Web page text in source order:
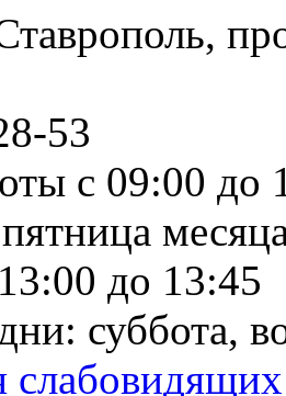
53
с 09:00 до
до 13:45
суббота,
слабовидящих